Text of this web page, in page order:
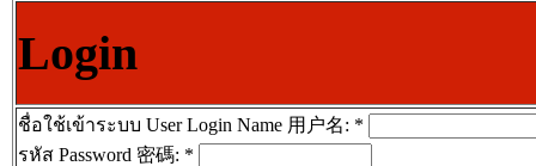
Login
ชื่อใช้เข้าระบบ User Login Name 用户名: *
รหัส Password 密碼: *